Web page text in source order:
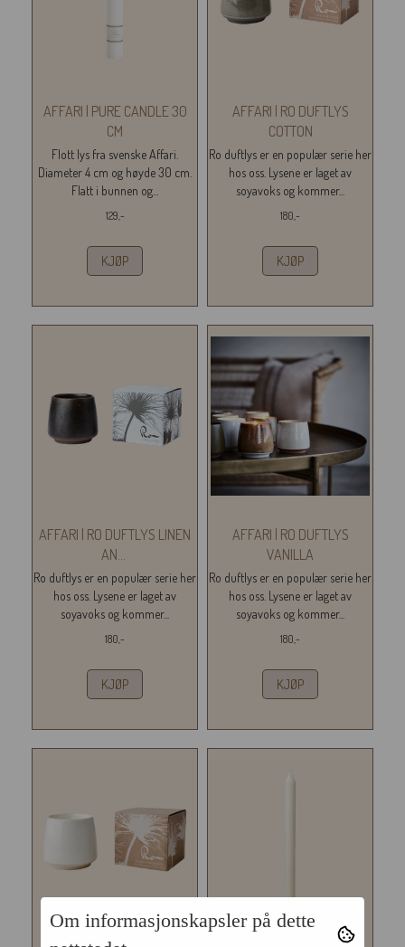
AFFARI | PURE CANDLE 30
CM
Flott lys fra svenske Affari.
Diameter 4 cm og høyde 30 cm.
Flatt i bunnen og...
129,-
KJØP
AFFARI | RO DUFTLYS
COTTON
Ro duftlys er en populær serie her
hos oss. Lysene er laget av
soyavoks og kommer...
180,-
KJØP
AFFARI | RO DUFTLYS LINEN
AN...
Ro duftlys er en populær serie her
hos oss. Lysene er laget av
soyavoks og kommer...
180,-
KJØP
AFFARI | RO DUFTLYS
VANILLA
Ro duftlys er en populær serie her
hos oss. Lysene er laget av
soyavoks og kommer...
180,-
KJØP
Om informasjonskapsler på dette